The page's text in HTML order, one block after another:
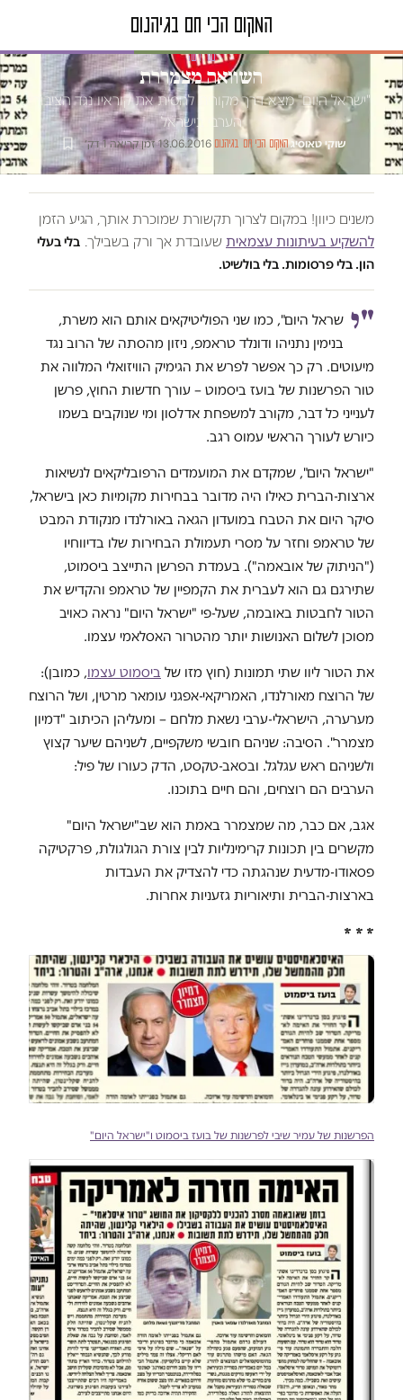
טור דעה
השוואה מצמררת
"ישראל היום" מצא דרך מקורית להסית את קוראיו נגד הציבור
הערבי בישראל
שוקי טאוסיג·המקום הכי חם בגיהנום ·
13.06.2016
·זמן קריאה 1 דק׳
משנים כיוון! במקום לצרוך תקשורת שמוכרת אותך, הגיע הזמן
להשקיע בעיתונות עצמאית שעובדת אך ורק בשבילך. בלי בעלי
הון. בלי פרסומות. בלי בולשיט.
"י שראל היום", כמו שני הפוליטיקאים אותם הוא משרת,
בנימין נתניהו ודונלד טראמפ, ניזון מהסתה של הרוב נגד
מיעוטים. רק כך אפשר לפרש את הגימיק הוויזואלי המלווה את
טור הפרשנות של בועז ביסמוט – עורך חדשות החוץ, פרשן
לענייני כל דבר, מקורב למשפחת אדלסון ומי שנוקבים בשמו
כיורש לעורך הראשי עמוס רגב.
"ישראל היום", שמקדם את המועמדים הרפובליקאים לנשיאות
ארצות-הברית כאילו היה מדובר בבחירות מקומיות כאן בישראל,
סיקר היום את הטבח במועדון הגאה באורלנדו מנקודת המבט
של טראמפ וחזר על מסרי תעמולת הבחירות שלו בדיווחיו
("הניתוק של אובאמה"). בעמדת הפרשן התייצב ביסמוט,
שתירגם גם הוא לעברית את הקמפיין של טראמפ והקדיש את
הטור לחבטות באובמה, שעל-פי "ישראל היום" נראה כאויב
מסוכן לשלום האנושות יותר מהטרור האסלאמי עצמו.
את הטור ליוו שתי תמונות (חוץ מזו של ביסמוט עצמו, כמובן):
של הרוצח מאורלנדו, האמריקאי-אפגני עומאר מרטין, ושל הרוצח
מערערה, הישראלי-ערבי נשאת מלחם – ומעליהן הכיתוב "דמיון
מצמרר". הסיבה: שניהם חובשי משקפיים, לשניהם שיער קצוץ
ולשניהם ראש עגלגל. ובסאב-טקסט, הדק כעורו של פיל:
הערבים הם רוצחים, והם חיים בתוכנו.
אגב, אם כבר, מה שמצמרר באמת הוא שב"ישראל היום"
מקשרים בין תכונות קרימינליות לבין צורת הגולגולת, פרקטיקה
פסאודו-מדעית שנהגתה כדי להצדיק את העבדות
בארצות-הברית ותיאוריות גזעניות אחרות.
* * *
הפרשנות של עמיר שיבי לפרשנות של בועז ביסמוט ו"ישראל היום"